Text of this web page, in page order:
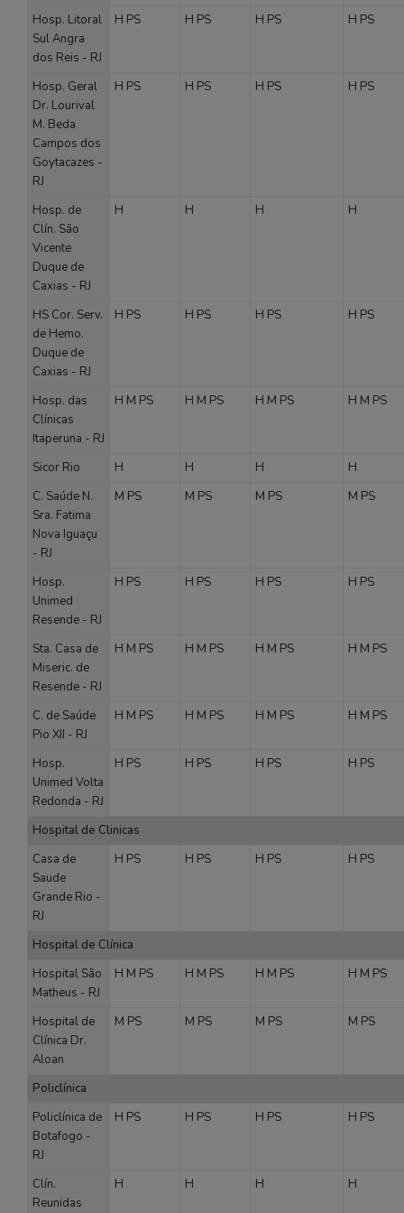
Hosp. Litoral
Sul Angra
dos Reis - RJ
H PS H PS H PS H PS
Hosp. Geral
Dr. Lourival
M. Beda
Campos dos
Goytacazes -
RJ
H PS H PS H PS H PS
Hosp. de
Clín. São
Vicente
Duque de
Caxias - RJ
H H H H
HS Cor. Serv.
de Hemo.
Duque de
Caxias - RJ
H PS H PS H PS H PS
Hosp. das
Clínicas
Itaperuna - RJ
H M PS H M PS H M PS H M PS
Sicor Rio H H H
H
C. Saúde N.
Sra. Fatima
Nova Iguaçu
- RJ
M PS M PS M PS M PS
Hosp.
Unimed
Resende - RJ
H PS H PS H PS H PS
Sta. Casa de
Miseric. de
Resende - RJ
H M PS H M PS H M PS H M PS
C. de Saúde
Pio XII - RJ
H M PS H M PS H M PS H M PS
Hosp.
Unimed Volta
Redonda - RJ
H PS H PS H PS H PS
Hospital de Clinicas
Casa de
Saude
Grande Rio -
RJ
H PS H PS H PS H PS
Hospital de Clínica
Hospital São
Matheus - RJ
H M PS H M PS H M PS H M PS
Hospital de
Clínica Dr.
Aloan
M PS M PS M PS M PS
Policlínica
Policlínica de
Botafogo -
RJ
H PS H PS H PS H PS
Clín.
Reunidas
H H H H